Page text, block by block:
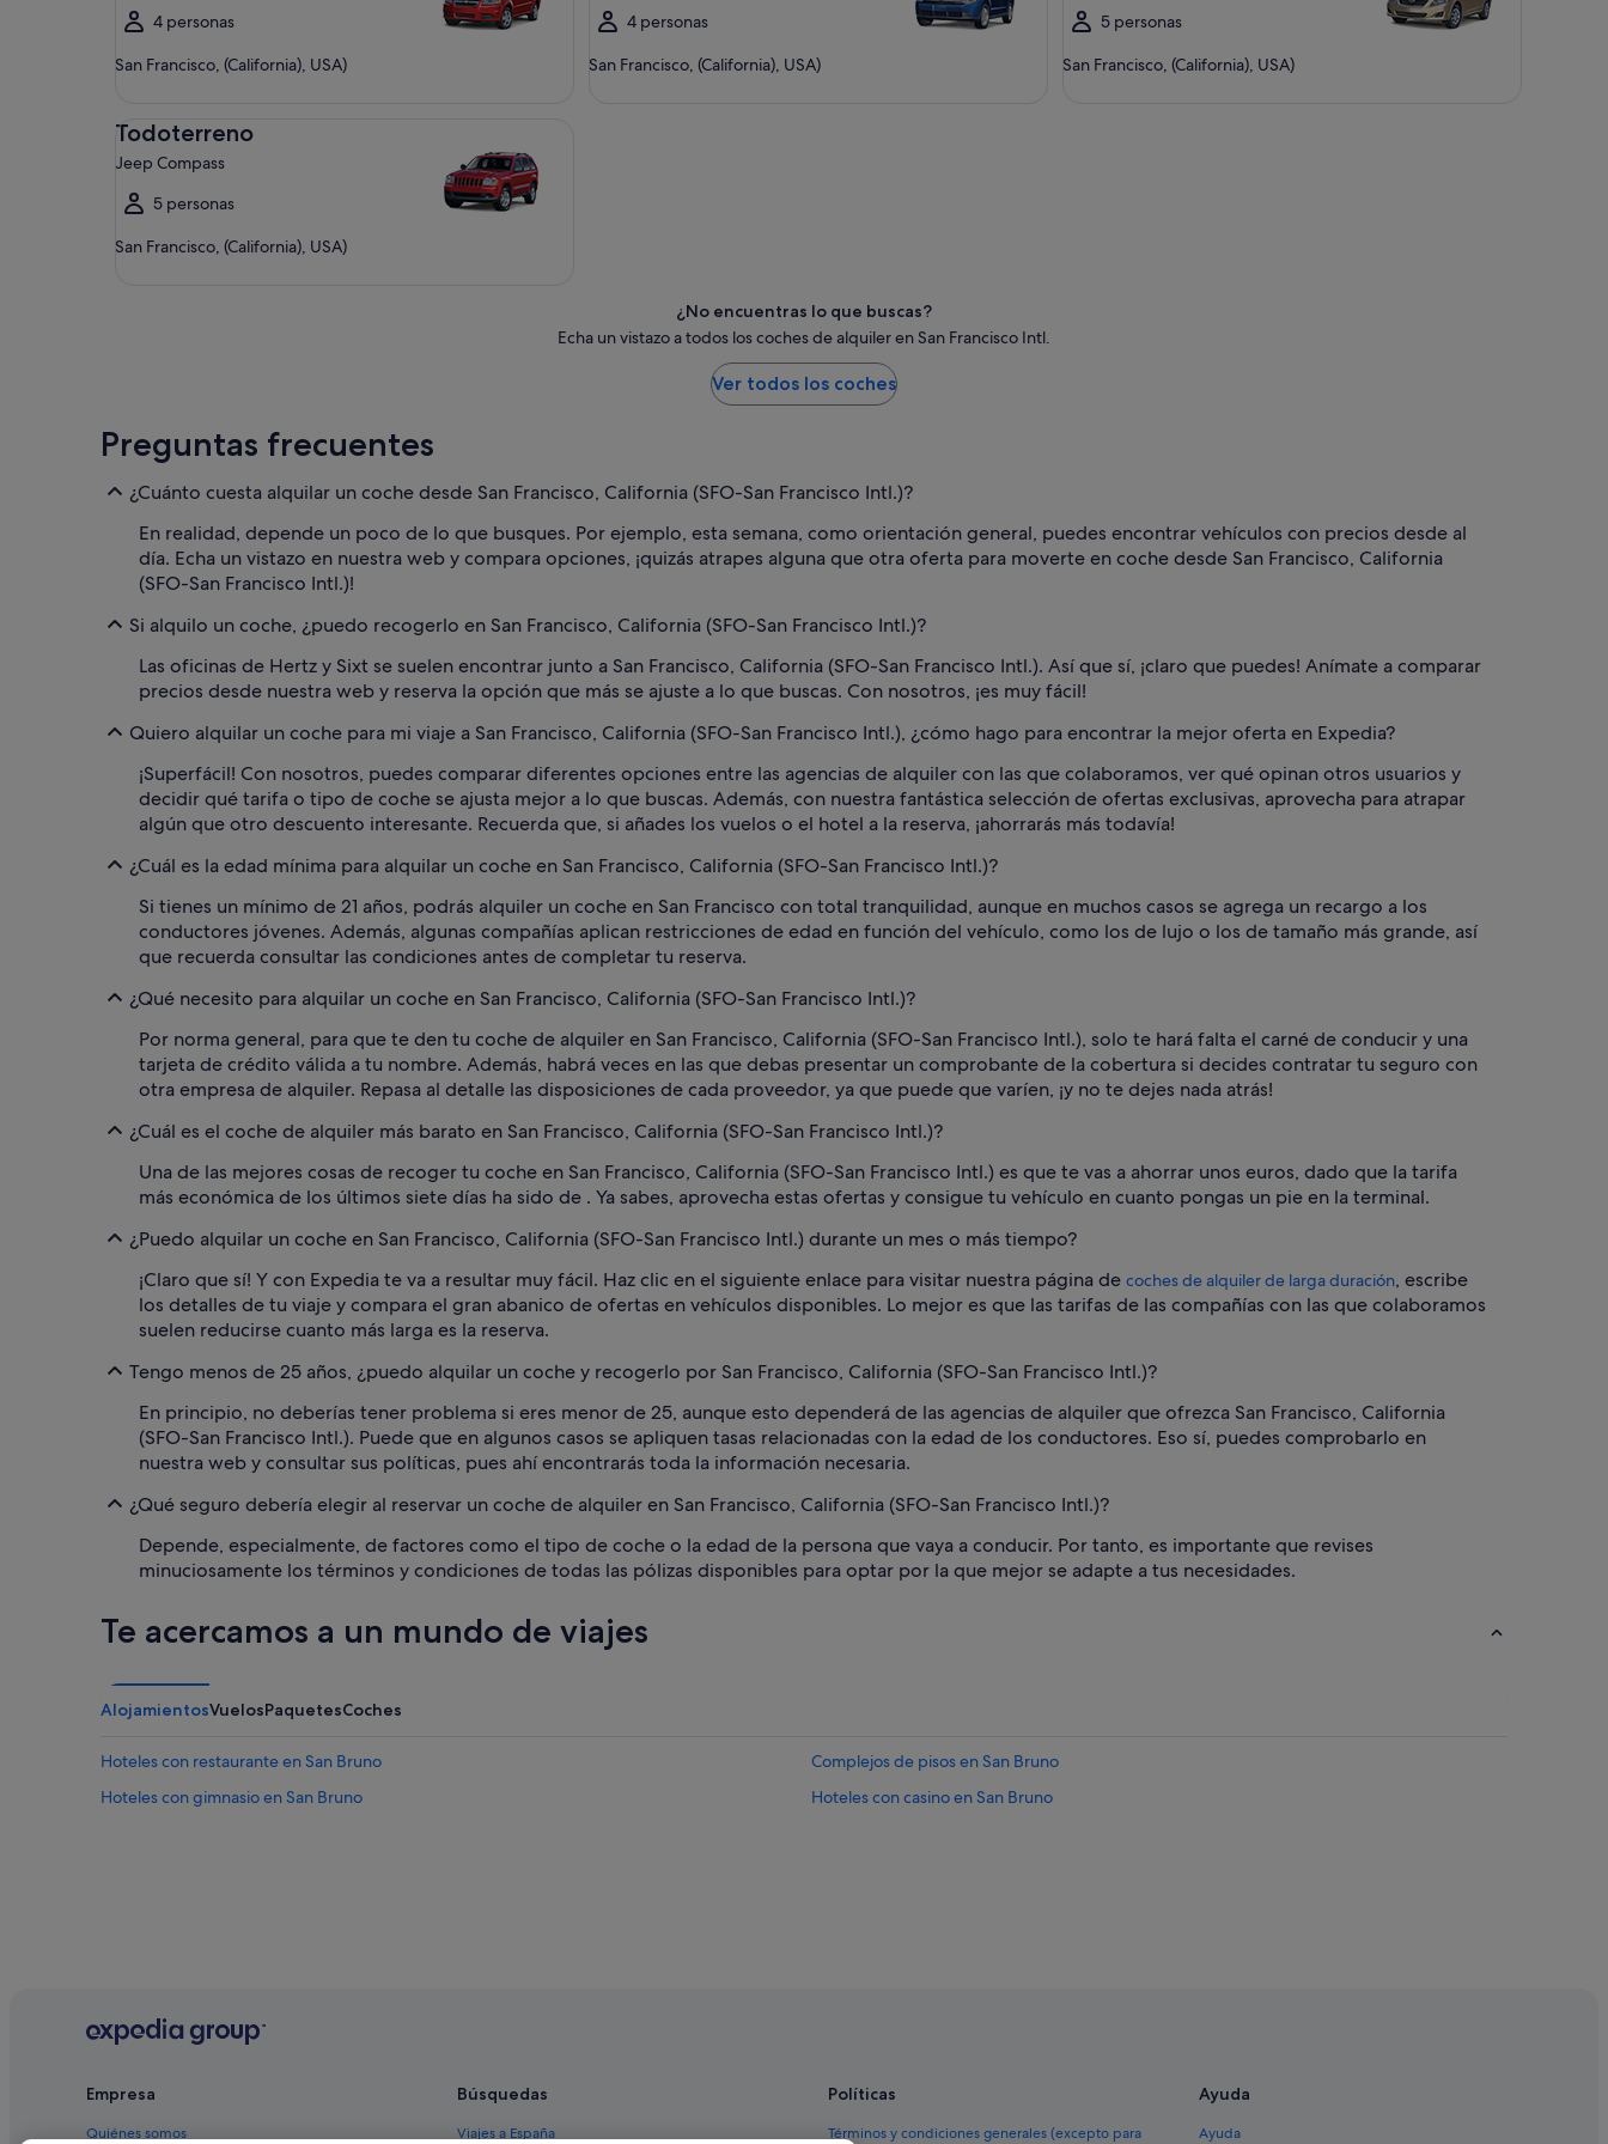
4 personas
San Francisco, (California), USA)
4 personas
San Francisco, (California), USA)
5 personas
San Francisco, (California), USA)
Todoterreno
Jeep Compass
5 personas
San Francisco, (California), USA)
¿No encuentras lo que buscas?
Echa un vistazo a todos los coches de alquiler en San Francisco Intl.
Ver todos los coches
Preguntas frecuentes
¿Cuánto cuesta alquilar un coche desde San Francisco, California (SFO-San Francisco Intl.)?
En realidad, depende un poco de lo que busques. Por ejemplo, esta semana, como orientación general, puedes encontrar vehículos con precios desde al
día. Echa un vistazo en nuestra web y compara opciones, ¡quizás atrapes alguna que otra oferta para moverte en coche desde San Francisco, California
(SFO-San Francisco Intl.)!
Si alquilo un coche, ¿puedo recogerlo en San Francisco, California (SFO-San Francisco Intl.)?
Las oficinas de Hertz y Sixt se suelen encontrar junto a San Francisco, California (SFO-San Francisco Intl.). Así que sí, ¡claro que puedes! Anímate a comparar
precios desde nuestra web y reserva la opción que más se ajuste a lo que buscas. Con nosotros, ¡es muy fácil!
Quiero alquilar un coche para mi viaje a San Francisco, California (SFO-San Francisco Intl.), ¿cómo hago para encontrar la mejor oferta en Expedia?
¡Superfácil! Con nosotros, puedes comparar diferentes opciones entre las agencias de alquiler con las que colaboramos, ver qué opinan otros usuarios y
decidir qué tarifa o tipo de coche se ajusta mejor a lo que buscas. Además, con nuestra fantástica selección de ofertas exclusivas, aprovecha para atrapar
algún que otro descuento interesante. Recuerda que, si añades los vuelos o el hotel a la reserva, ¡ahorrarás más todavía!
¿Cuál es la edad mínima para alquilar un coche en San Francisco, California (SFO-San Francisco Intl.)?
Si tienes un mínimo de 21 años, podrás alquiler un coche en San Francisco con total tranquilidad, aunque en muchos casos se agrega un recargo a los
conductores jóvenes. Además, algunas compañías aplican restricciones de edad en función del vehículo, como los de lujo o los de tamaño más grande, así
que recuerda consultar las condiciones antes de completar tu reserva.
¿Qué necesito para alquilar un coche en San Francisco, California (SFO-San Francisco Intl.)?
Por norma general, para que te den tu coche de alquiler en San Francisco, California (SFO-San Francisco Intl.), solo te hará falta el carné de conducir y una
tarjeta de crédito válida a tu nombre. Además, habrá veces en las que debas presentar un comprobante de la cobertura si decides contratar tu seguro con
otra empresa de alquiler. Repasa al detalle las disposiciones de cada proveedor, ya que puede que varíen, ¡y no te dejes nada atrás!
¿Cuál es el coche de alquiler más barato en San Francisco, California (SFO-San Francisco Intl.)?
Una de las mejores cosas de recoger tu coche en San Francisco, California (SFO-San Francisco Intl.) es que te vas a ahorrar unos euros, dado que la tarifa
más económica de los últimos siete días ha sido de . Ya sabes, aprovecha estas ofertas y consigue tu vehículo en cuanto pongas un pie en la terminal.
¿Puedo alquilar un coche en San Francisco, California (SFO-San Francisco Intl.) durante un mes o más tiempo?
¡Claro que sí! Y con Expedia te va a resultar muy fácil. Haz clic en el siguiente enlace para visitar nuestra página de coches de alquiler de larga duración, escribe
los detalles de tu viaje y compara el gran abanico de ofertas en vehículos disponibles. Lo mejor es que las tarifas de las compañías con las que colaboramos
suelen reducirse cuanto más larga es la reserva.
Tengo menos de 25 años, ¿puedo alquilar un coche y recogerlo por San Francisco, California (SFO-San Francisco Intl.)?
En principio, no deberías tener problema si eres menor de 25, aunque esto dependerá de las agencias de alquiler que ofrezca San Francisco, California
(SFO-San Francisco Intl.). Puede que en algunos casos se apliquen tasas relacionadas con la edad de los conductores. Eso sí, puedes comprobarlo en
nuestra web y consultar sus políticas, pues ahí encontrarás toda la información necesaria.
¿Qué seguro debería elegir al reservar un coche de alquiler en San Francisco, California (SFO-San Francisco Intl.)?
Depende, especialmente, de factores como el tipo de coche o la edad de la persona que vaya a conducir. Por tanto, es importante que revises
minuciosamente los términos y condiciones de todas las pólizas disponibles para optar por la que mejor se adapte a tus necesidades.
Te acercamos a un mundo de viajes
AlojamientosVuelosPaquetesCoches
Hoteles con restaurante en San Bruno
Complejos de pisos en San Bruno
Hoteles con gimnasio en San Bruno
Hoteles con casino en San Bruno
Empresa
Quiénes somos
Búsquedas
Viajes a España
Políticas
Términos y condiciones generales (excepto para
Ayuda
Ayuda